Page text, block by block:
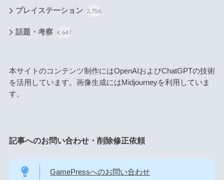
プレイステーション 2,756
話題・考察 4,647
本サイトのコンテンツ制作にはOpenAIおよびChatGPTの技術
を活用しています。画像生成にはMidjourneyを利用していま
す。
記事へのお問い合わせ・削除修正依頼
GamePressへのお問い合わせ